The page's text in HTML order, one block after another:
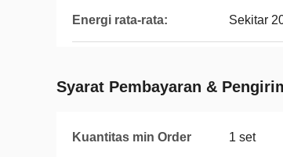
Energi rata-rata: Sekitar
Syarat Pembayaran &
Kuantitas min Order 1 set